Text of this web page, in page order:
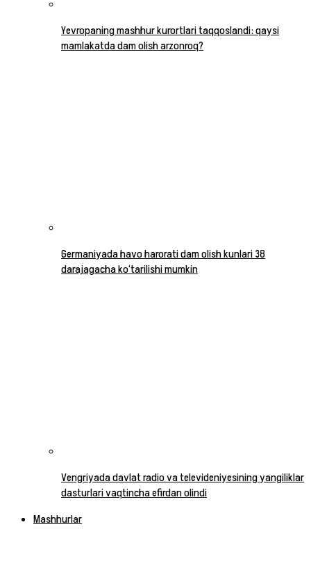
Yevropaning mashhur kurortlari taqqoslandi: qaysi
mamlakatda dam olish arzonroq?
Germaniyada havo harorati dam olish kunlari 38
darajagacha ko‘tarilishi mumkin
Vengriyada davlat radio va televideniyesining yangiliklar
dasturlari vaqtincha efirdan olindi
Mashhurlar